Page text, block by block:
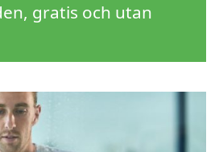
gratis och utan